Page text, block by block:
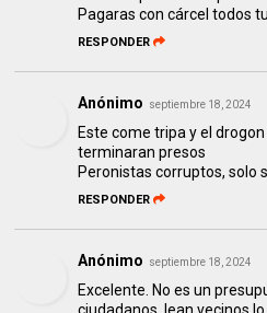
Pagaras con cárcel todos
RESPONDER
Anónimo septiembre 18, 2024
Este come tripa y el
terminaran presos
Peronistas corruptos, solo
RESPONDER
Anónimo septiembre 18, 2024
Excelente. No es un
ciudadanos, lean vecinos